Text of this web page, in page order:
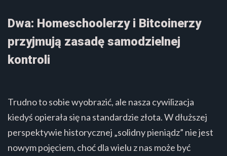
Dwa: Homeschoolerzy i Bitcoinerzy
przyjmują zasadę samodzielnej
kontroli
Trudno to sobie wyobrazić, ale nasza cywilizacja
kiedyś opierała się na standardzie złota. W dłuższej
perspektywie historycznej „solidny pieniądz” nie jest
nowym pojęciem, choć dla wielu z nas może być